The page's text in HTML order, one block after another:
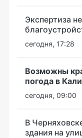
Экспертиза
сегодня, 17:28
Возможны
погода в
сегодня, 09:00
В
здания на